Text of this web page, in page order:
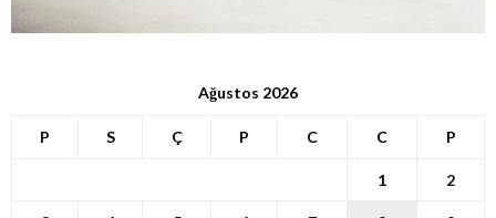
Ağustos 2026
P S Ç P C C P
1 2